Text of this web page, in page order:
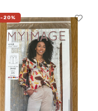
-20%